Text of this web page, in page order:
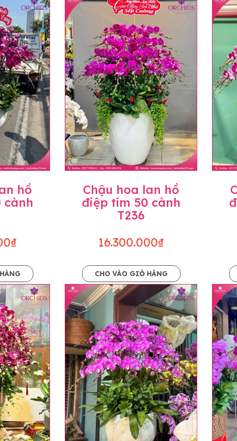
thay đổi. Trường hợp không đủ thời gian hoặc không liên
nghĩa và màu sắc gần giống với mẫu đã chọn.
VAT), mức thuế được áp dụng theo quy định hiện hành.
thiệp - banner theo yêu cầu khách hàng.
để phục vụ giao hoa tận nơi, mỗi khu vực sẽ có mức giá
giá niêm yết trên website. Khách hàng ở Tỉnh thành khác
khi có địa chỉ giao hàng cụ thể.
hồ
cành
Chậu hoa lan hồ
điệp tím 50 cành
T236
16.300.000₫
CHO VÀO GIỎ HÀNG